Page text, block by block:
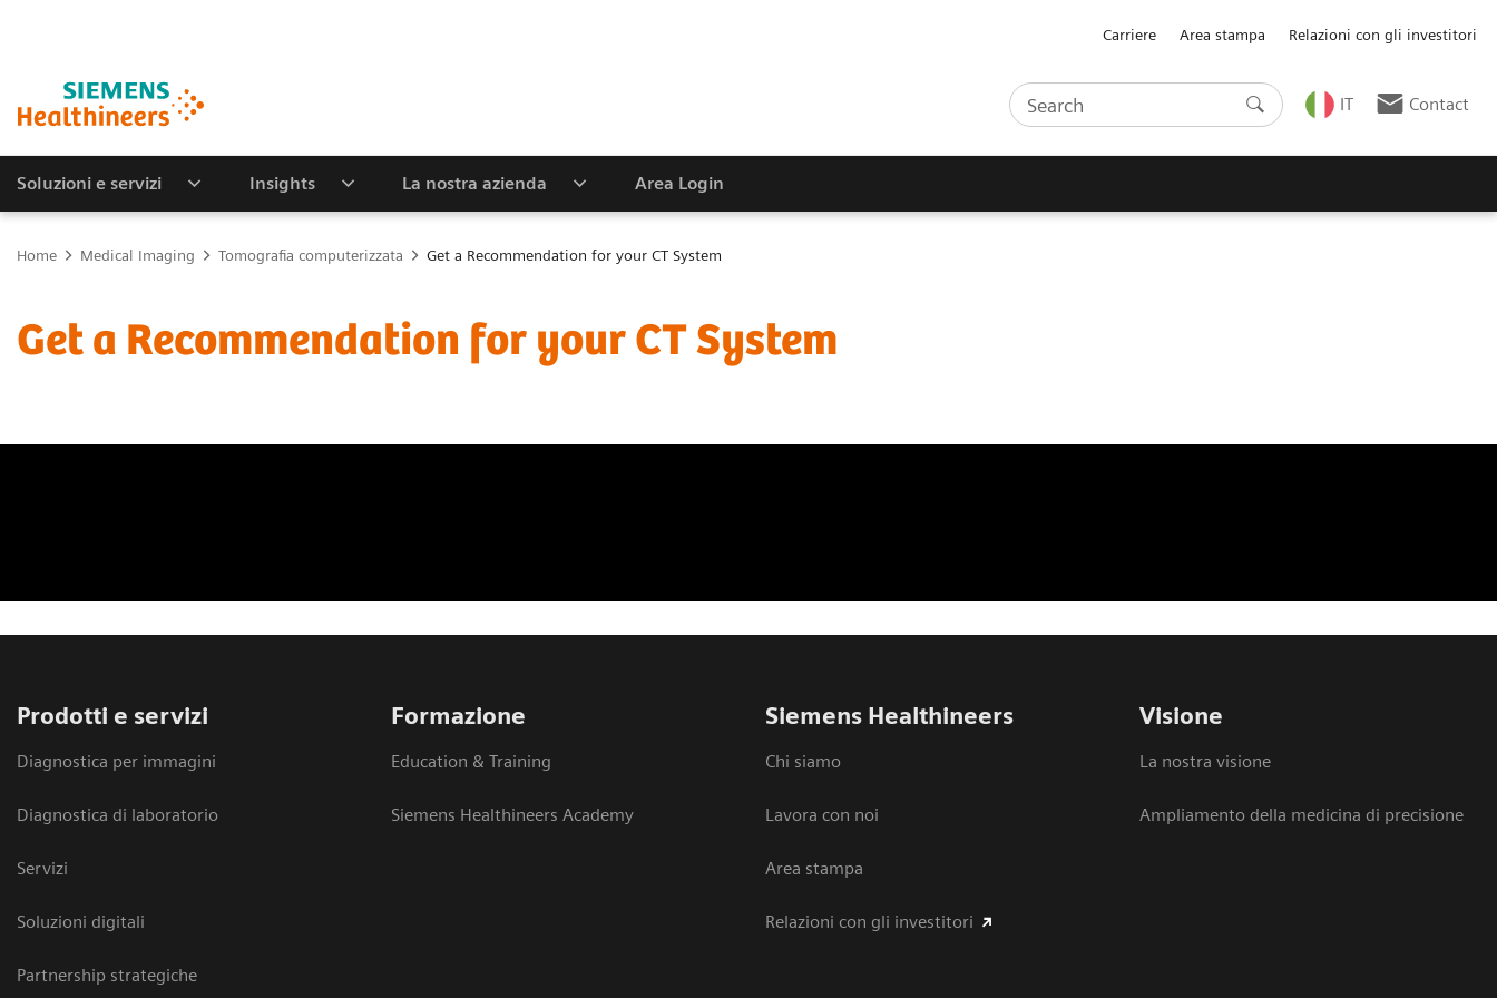
Carriere Area stampa Relazioni con gli investitori
IT Contact
Soluzioni e servizi Insights La nostra azienda Area Login
Home Medical Imaging Tomografia computerizzata Get a Recommendation for your CT System
Get a Recommendation for your CT System
Prodotti e servizi
Diagnostica per immagini
Diagnostica di laboratorio
Servizi
Soluzioni digitali
Partnership strategiche
Formazione
Education & Training
Siemens Healthineers Academy
Siemens Healthineers
Chi siamo
Lavora con noi
Area stampa
Relazioni con gli investitori
Visione
La nostra visione
Ampliamento della medicina di precisione